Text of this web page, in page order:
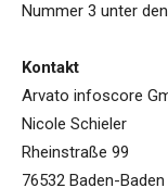
Nummer 3 unter
Kontakt
Arvato infoscore
Nicole Schieler
Rheinstraße 99
76532 Baden-Baden